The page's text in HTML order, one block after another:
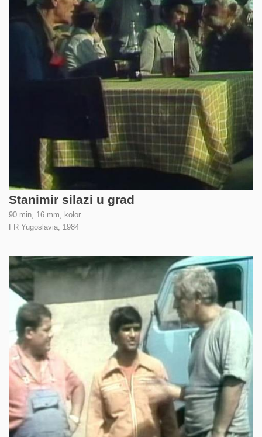
Stanimir silazi u grad
90 min, 16 mm, kolor
FR Yugoslavia, 1984